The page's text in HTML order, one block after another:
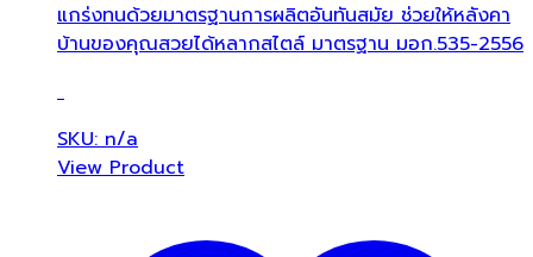
แกร่งทนด้วยมาตรฐานการผลิตอันทันสมัย ช่วยให้หลังคา
บ้านของคุณสวยได้หลากสไตล์ มาตรฐาน มอก.535-2556
SKU: n/a
View Product